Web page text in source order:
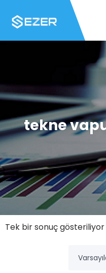
tekne
Tek bir sonuç gösteriliyor